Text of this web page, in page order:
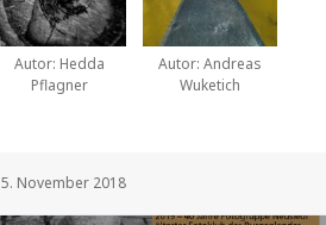
Autor: Hedda
Pflagner
Autor: Andreas
Wuketich
Veröffentlicht
5. November 2018